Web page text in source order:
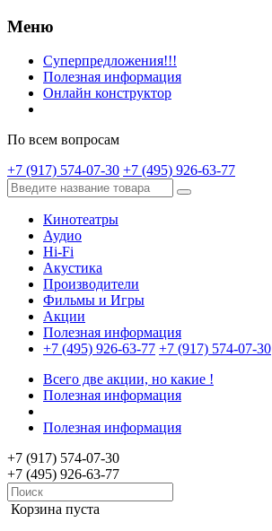
Меню
Суперпредложения!!!
Полезная информация
Онлайн конструктор
По всем вопросам
+7 (917) 574-07-30 +7 (495) 926-63-77
Кинотеатры
Аудио
Hi-Fi
Акустика
Производители
Фильмы и Игры
Акции
Полезная информация
+7 (495) 926-63-77 +7 (917) 574-07-30
Всего две акции, но какие !
Полезная информация
Полезная информация
+7 (917) 574-07-30
+7 (495) 926-63-77
Корзина пуста